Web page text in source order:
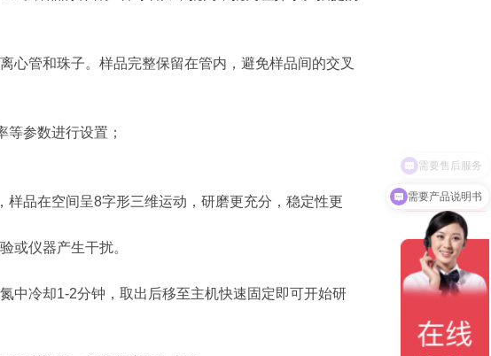
心管和珠子。样品完整保留在管内，避免样品间的交叉
参数进行设置；
品在空间呈8字形三维运动，研磨更充分，稳定性更
或仪器产生干扰。
中冷却1-2分钟，取出后移至主机快速固定即可开始研
需要产品说明书